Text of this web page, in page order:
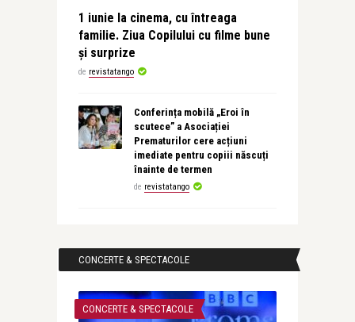
1 iunie la cinema, cu întreaga
familie. Ziua Copilului cu filme bune
și surprize
de revistatango
Conferința mobilă „Eroi în
scutece” a Asociației
Prematurilor cere acțiuni
imediate pentru copiii născuți
înainte de termen
de revistatango
CONCERTE & SPECTACOLE
CONCERTE & SPECTACOLE